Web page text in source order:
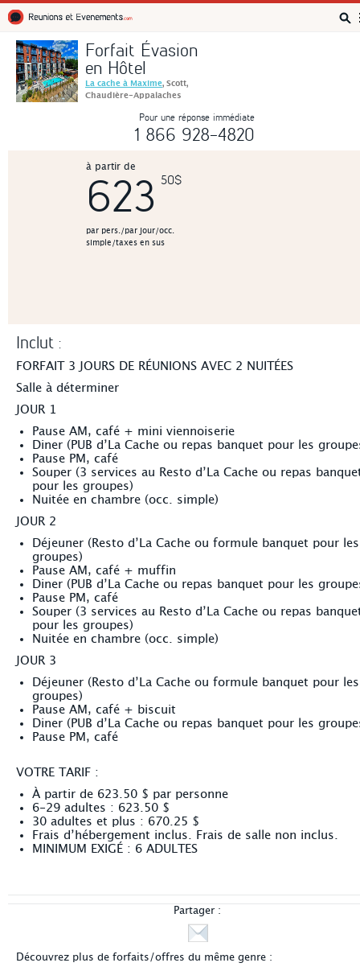
Forfait Évasion
en Hôtel
La cache à Maxime, Scott,
Chaudière-Appalaches
Pour une réponse immédiate
1 866 928-4820
à partir de
623 50$
par pers./par jour/occ.
simple/taxes en sus
Inclut :
FORFAIT 3 JOURS DE RÉUNIONS AVEC 2 NUITÉES
Salle à déterminer
JOUR 1
Pause AM, café + mini viennoiserie
Diner (PUB d’La Cache ou repas banquet pour les
Pause PM, café
Souper (3 services au Resto d’La Cache ou repas
pour les groupes)
Nuitée en chambre (occ. simple)
JOUR 2
Déjeuner (Resto d’La Cache ou formule banquet pour les
groupes)
Pause AM, café + muffin
Diner (PUB d’La Cache ou repas banquet pour les
Pause PM, café
Souper (3 services au Resto d’La Cache ou repas
pour les groupes)
Nuitée en chambre (occ. simple)
JOUR 3
Déjeuner (Resto d’La Cache ou formule banquet pour les
groupes)
Pause AM, café + biscuit
Diner (PUB d’La Cache ou repas banquet pour les
Pause PM, café
VOTRE TARIF :
À partir de 623.50 $ par personne
6-29 adultes : 623.50 $
30 adultes et plus : 670.25 $
Frais d’hébergement inclus. Frais de salle non inclus.
MINIMUM EXIGÉ : 6 ADULTES
Partager :
Découvrez plus de forfaits/offres du même genre :